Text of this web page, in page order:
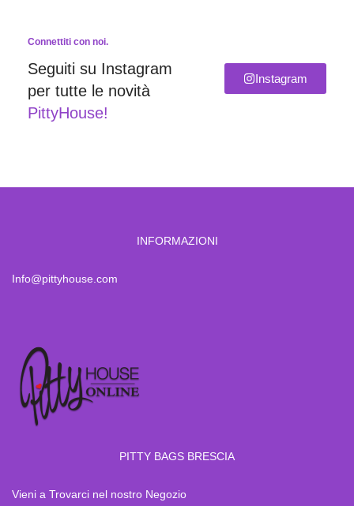
Connettiti con noi.
Seguiti su Instagram
per tutte le novità
PittyHouse!
Instagram
INFORMAZIONI
Info@pittyhouse.com
PITTY BAGS BRESCIA
Vieni a Trovarci nel nostro Negozio